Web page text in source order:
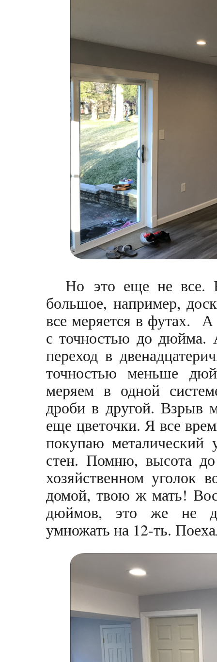
Но это еще не все.
большое, например,
все меряется в футах.
с точностью до дюйма.
переход в
точностью меньше
меряем в одной
дроби в другой. Взрыв
еще цветочки. Я все
покупаю металический
стен. Помню, высота
хозяйственном уголок
домой, твою ж мать!
дюймов, это же не
умножать на 12-ть.